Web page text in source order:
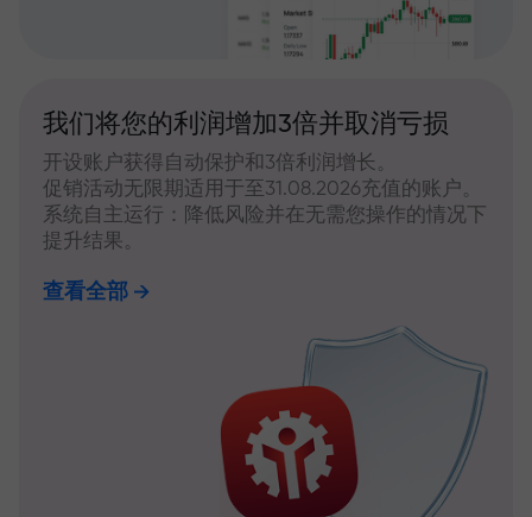
我们将您的利润增加3倍并取消亏损
开设账户获得自动保护和3倍利润增长。
促销活动无限期适用于至31.08.2026充值的账户。
系统自主运行：降低风险并在无需您操作的情况下
提升结果。
查看全部